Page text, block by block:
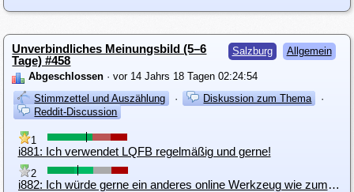
Salzburg Allgemein
Unverbindliches Meinungsbild (5–6
Tage) #458
Abgeschlossen · vor 14 Jahrs 18 Tagen 02:24:54
Stimmzettel und Auszählung
· Diskussion zum Thema
·
Reddit-Discussion
1
i881: Ich verwendet LQFB regelmäßig und gerne!
2
i882: Ich würde gerne ein anderes online Werkzeug wie zum Beispiel LimeSurvey verwenden.